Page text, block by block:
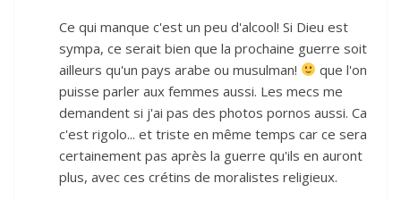
Ce qui manque c'est un peu d'alcool! Si Dieu est
sympa, ce serait bien que la prochaine guerre soit
ailleurs qu'un pays arabe ou musulman!
que l'on
puisse parler aux femmes aussi. Les mecs me
demandent si j'ai pas des photos pornos aussi. Ca
c'est rigolo... et triste en même temps car ce sera
certainement pas après la guerre qu'ils en auront
plus, avec ces crétins de moralistes religieux.